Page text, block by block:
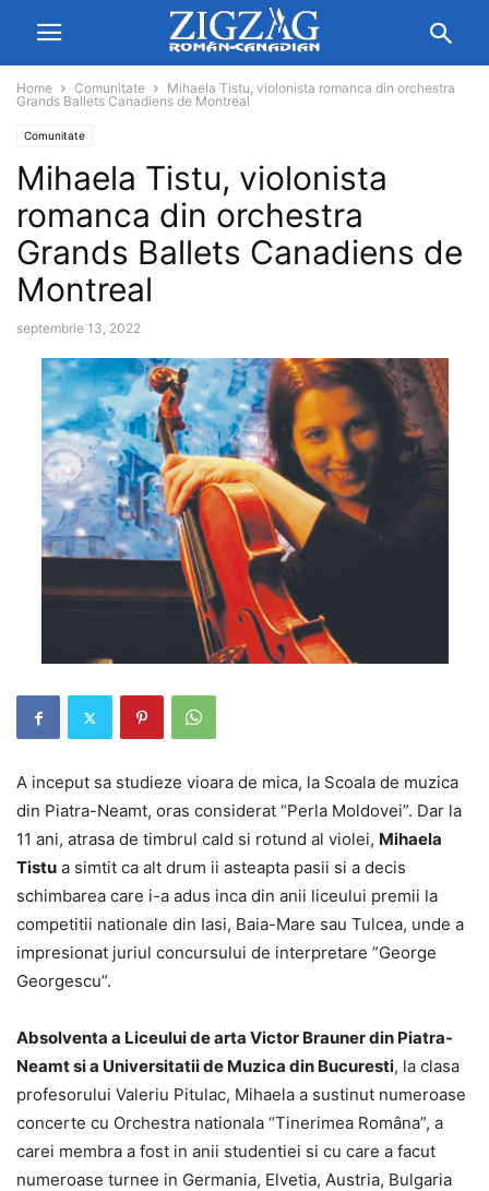
Home Comunitate
Mihaela Tistu, violonista romanca din orchestra
Grands Ballets Canadiens de Montreal
Comunitate
Mihaela Tistu, violonista
romanca din orchestra
Grands Ballets Canadiens de
Montreal
septembrie 13, 2022
A inceput sa studieze vioara de mica, la Scoala de muzica
din Piatra-Neamt, oras considerat “Perla Moldovei”. Dar la
11 ani, atrasa de timbrul cald si rotund al violei, Mihaela
Tistu a simtit ca alt drum ii asteapta pasii si a decis
schimbarea care i-a adus inca din anii liceului premii la
competitii nationale din Iasi, Baia-Mare sau Tulcea, unde a
impresionat juriul concursului de interpretare ”George
Georgescu”.
Absolventa a Liceului de arta Victor Brauner din Piatra-
Neamt si a Universitatii de Muzica din Bucuresti, la clasa
profesorului Valeriu Pitulac, Mihaela a sustinut numeroase
concerte cu Orchestra nationala “Tinerimea Româna”, a
carei membra a fost in anii studentiei si cu care a facut
numeroase turnee in Germania, Elvetia, Austria, Bulgaria